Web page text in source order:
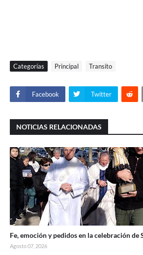
Categorías Principal Transito
Facebook Twitter
NOTICIAS RELACIONADAS
Fe, emoción y pedidos en la celebración de
Agosto 07, 2026